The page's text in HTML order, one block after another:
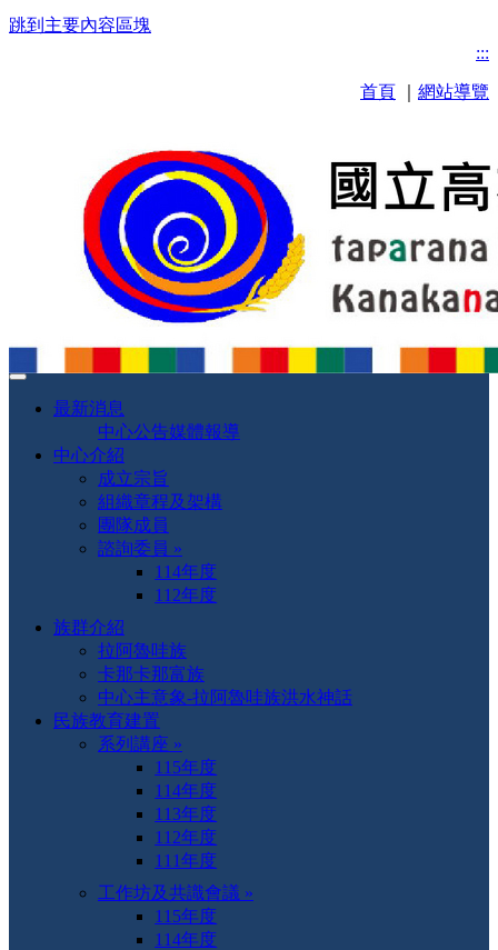
跳到主要內容區塊
:::
首頁 網站導覽
最新消息
中心公告媒體報導
中心介紹
成立宗旨
組織章程及架構
團隊成員
諮詢委員 »
114年度
112年度
族群介紹
拉阿魯哇族
卡那卡那富族
中心主意象-拉阿魯哇族洪水神話
民族教育建置
系列講座 »
115年度
114年度
113年度
112年度
111年度
工作坊及共識會議 »
115年度
114年度